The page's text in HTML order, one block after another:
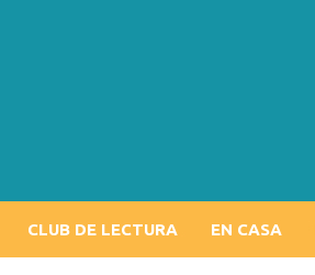
CLUB DE LECTURA EN CASA